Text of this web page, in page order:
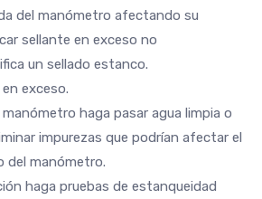
del manómetro afectando su
sellante en exceso no
un sellado estanco.
exceso.
haga pasar agua limpia o
impurezas que podrían afectar el
del manómetro.
haga pruebas de estanqueidad